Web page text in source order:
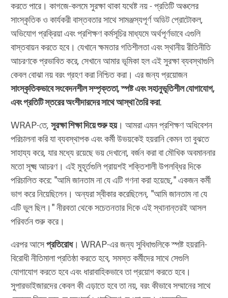
করতে পারে। কাগজে-কলমে সুরক্ষা থাকা যথেষ্ট নয় - প্রতিটি অঞ্চলের
সাংস্কৃতিক ও কার্যকরী বাস্তবতার সাথে সামঞ্জস্যপূর্ণ অডিট প্রোটোকল,
অভিযোগ প্রক্রিয়া এবং প্রশিক্ষণ কর্মসূচির মাধ্যমে অর্থপূর্ণভাবে এগুলি
বাস্তবায়ন করতে হবে। যেখানে ক্ষমতার গতিশীলতা এবং স্থানীয় রীতিনীতি
আচরণকে প্রভাবিত করে, সেখানে আমার ভূমিকা হল এই সুরক্ষা ব্যবস্থাগুলি
কেবল বোঝা নয় বরং গ্রহণ করা নিশ্চিত করা। এর জন্য প্রয়োজন
সাংস্কৃতিকভাবে সংবেদনশীল সম্পৃক্ততা, স্পষ্ট এবং সহানুভূতিশীল যোগাযোগ,
এবং প্রতিটি স্তরের অংশীদারদের সাথে আস্থা তৈরি করা.
WRAP-তে, সুরক্ষা শিক্ষা দিয়ে শুরু হয়। আমরা এমন প্রশিক্ষণ অধিবেশন
পরিচালনা করি যা ব্যবস্থাপক এবং কর্মী উভয়কেই হয়রানি কেমন তা বুঝতে
সাহায্য করে, যার মধ্যে রয়েছে ভয় দেখানো, বর্জন করা বা মৌখিক অবমাননার
মতো সূক্ষ্ম আচরণ। এই মুহূর্তগুলি প্রায়শই শক্তিশালী উপলব্ধির দিকে
পরিচালিত করে: "আমি জানতাম না যে এটি গণনা করা হয়েছে," একজন কর্মী
ভাগ করে নিয়েছিলেন। অন্যরা স্বীকার করেছিলেন, "আমি জানতাম না যে
এটি ভুল ছিল।" নীরবতা থেকে সচেতনতার দিকে এই স্থানান্তরই আসল
পরিবর্তন শুরু করে।
এরপর আসে প্রতিরোধ। WRAP-এর জন্য সুবিধাগুলিকে স্পষ্ট হয়রানি-
বিরোধী নীতিমালা প্রতিষ্ঠা করতে হবে, সমস্ত কর্মীদের সাথে সেগুলি
যোগাযোগ করতে হবে এবং ধারাবাহিকভাবে তা প্রয়োগ করতে হবে।
সুপারভাইজারদের কেবল কী এড়াতে হবে তা নয়, বরং কীভাবে সম্মানের সাথে